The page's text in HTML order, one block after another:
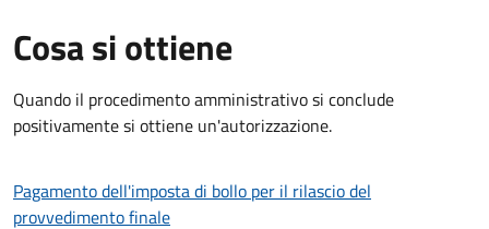
Cosa si ottiene
Quando il procedimento amministrativo si conclude
positivamente si ottiene un'autorizzazione.
Pagamento dell'imposta di bollo per il rilascio del
provvedimento finale